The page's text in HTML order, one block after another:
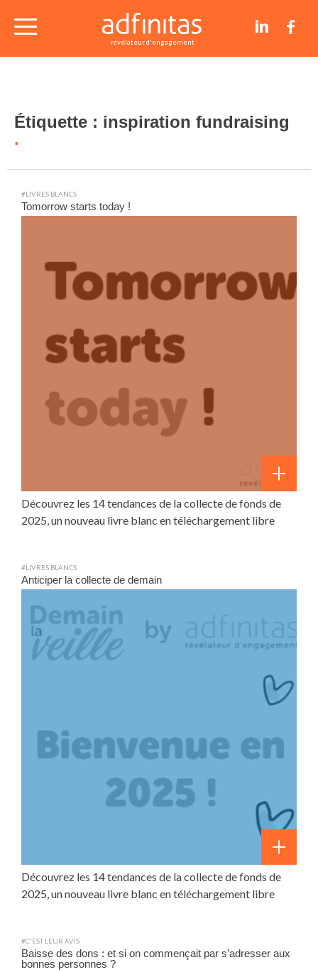
révélateur d'engagement
nos études de cas
contact
Étiquette : inspiration fundraising
#LIVRES BLANCS
Tomorrow starts today !
Découvrez les 14 tendances de la collecte de fonds de
2025, un nouveau livre blanc en téléchargement libre
#LIVRES BLANCS
Anticiper la collecte de demain
Découvrez les 14 tendances de la collecte de fonds de
2025, un nouveau livre blanc en téléchargement libre
#C'EST LEUR AVIS
Baisse des dons : et si on commençait par s’adresser aux
bonnes personnes ?